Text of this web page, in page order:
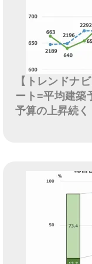
【トレンドナ
ート=平均建築
予算の上昇続く